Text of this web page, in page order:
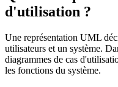
d'utilisation ?
Une représentation UML
utilisateurs et un système.
diagrammes de cas
les fonctions du système.